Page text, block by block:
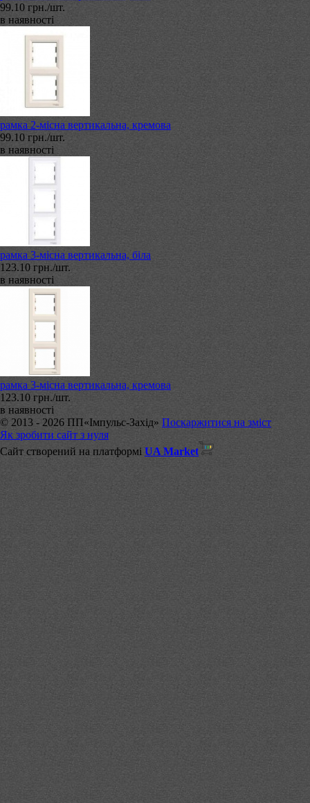
99.10 грн./шт.
в наявності
рамка 2-місна вертикальна, кремова
99.10 грн./шт.
в наявності
рамка 3-місна вертикальна, біла
123.10 грн./шт.
в наявності
рамка 3-місна вертикальна, кремова
123.10 грн./шт.
в наявності
© 2013 - 2026 ПП«Імпульс-Захід» Поскаржитися на зміст
Як зробити сайт з нуля
Сайт створений на платформі UA Market